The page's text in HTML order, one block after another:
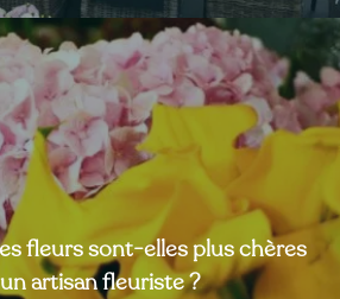
fleurs sont-elles plus chères
artisan fleuriste ?